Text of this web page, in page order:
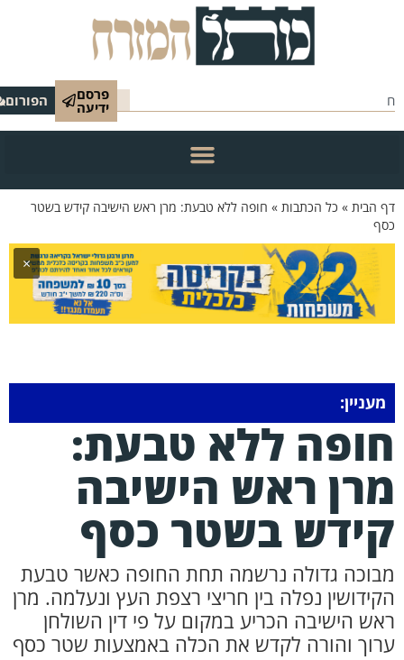
פרסם
ידיעה הפורום
הבית»כל הכתבות»חופה ללא טבעת: מרן ראש הישיבה קידש בשטר
×
מעניין:
ללא טבעת:
ראש הישיבה
בשטר כסף
גדולה נרשמה תחת החופה כאשר טבעת
נפלה בין חריצי רצפת העץ ונעלמה. מרן
הישיבה הכריע במקום על פי דין השולחן
והורה לקדש את הכלה באמצעות שטר כסף